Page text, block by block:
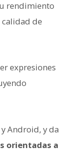
rendimiento
de
expresiones
Android, y da
orientadas a